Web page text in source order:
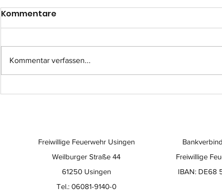
Einsatz-Nr.: 057
Kommentare
Kommentar verfassen...
Freiwillige
IBAN: DE68
Freiwillige Feuerwehr Usingen
Weilburger Straße 44
61250 Usingen
Tel.: 06081-9140-0